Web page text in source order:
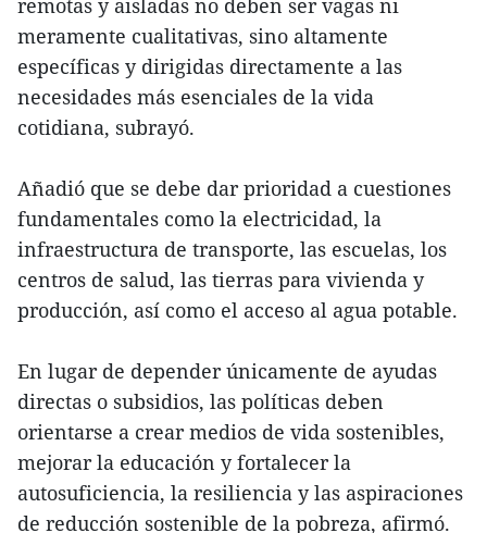
remotas y aisladas no deben ser vagas ni
meramente cualitativas, sino altamente
específicas y dirigidas directamente a las
necesidades más esenciales de la vida
cotidiana, subrayó.
Añadió que se debe dar prioridad a cuestiones
fundamentales como la electricidad, la
infraestructura de transporte, las escuelas, los
centros de salud, las tierras para vivienda y
producción, así como el acceso al agua potable.
En lugar de depender únicamente de ayudas
directas o subsidios, las políticas deben
orientarse a crear medios de vida sostenibles,
mejorar la educación y fortalecer la
autosuficiencia, la resiliencia y las aspiraciones
de reducción sostenible de la pobreza, afirmó.